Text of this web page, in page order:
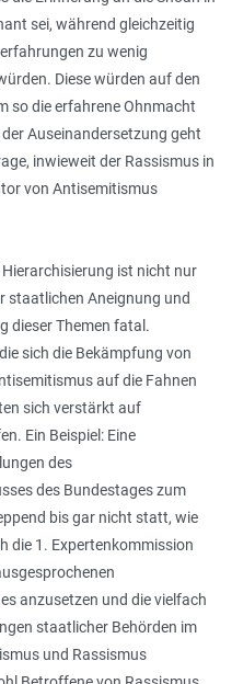
sei, während gleichzeitig
zu wenig
Diese würden auf den
so die erfahrene Ohnmacht
der Auseinandersetzung geht
inwieweit der Rassismus in
von Antisemitismus
ist nicht nur
staatlichen Aneignung und
dieser Themen fatal.
sich die Bekämpfung von
auf die Fahnen
sich verstärkt auf
Ein Beispiel: Eine
des
des Bun­destages zum
bis gar nicht statt, wie
die 1. Expertenkommission
anzusetzen und die vielfach
staatlicher Behörden im
und Rassismus